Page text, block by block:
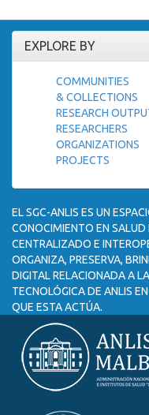
EXPLORE BY
COMMUNITIES
& COLLECTIONS
RESEARCH
RESEARCHERS
ORGANIZATIONS
PROJECTS
EL SGC-ANLIS ES UN
CONOCIMIENTO EN SALUD
CENTRALIZADO E
ORGANIZA, PRESERVA,
DIGITAL RELACIONADA A
TECNOLÓGICA DE ANLIS
QUE ESTA ACTÚA.